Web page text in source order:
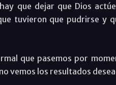
que dejar que Dios
tuvieron que pudrirse y
que pasemos por
vemos los resultados